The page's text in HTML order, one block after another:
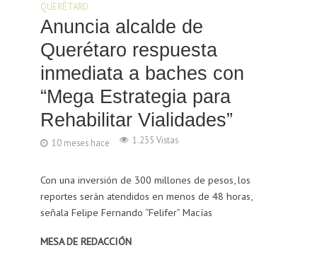
QUERÉTARO
Anuncia alcalde de
Querétaro respuesta
inmediata a baches con
“Mega Estrategia para
Rehabilitar Vialidades”
10 meses hace 1.235 Vistas
Con una inversión de 300 millones de pesos, los
reportes serán atendidos en menos de 48 horas,
señala Felipe Fernando “Felifer” Macías
MESA DE REDACCIÓN